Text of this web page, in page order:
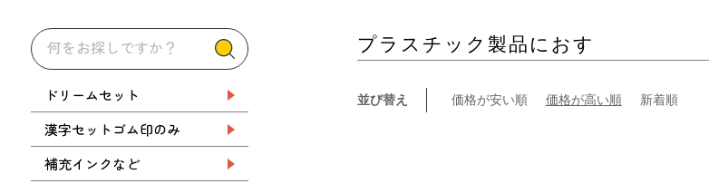
ドリームセット
漢字セットゴム印のみ
補充インクなど
プラスチック製品におす
並び替え 価格が安い順 価格が高い順 新着順